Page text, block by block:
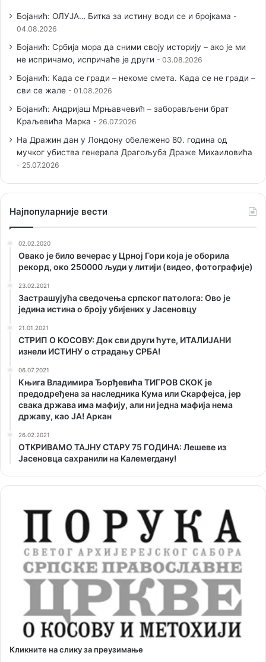
Бојанић: ОЛУЈА… Битка за истину води се и бројкама
04.08.2026
Бојанић: Србија мора да сними своју историју – ако је ми
не испричамо, испричаће је други
03.08.2026
Бојанић: Када се гради – некоме смета. Када се не гради –
сви се жале
01.08.2026
Бојанић: Андријаш Мрњавчевић – заборављени брат
Краљевића Марка
26.07.2026
На Дражин дан у Лондону обележено 80. година од
мучког убиства генерала Драгољуба Драже Михаиловића
25.07.2026
Наjпопуларније вести
02.02.2020
Овако је било вечерас у Црној Гори која је оборила
рекорд, око 250000 људи у литији (видео, фотографије)
23.02.2021
Застрашујућа сведочења српског патолога: Ово је
једина истина о броју убијених у Јасеновцу
21.01.2021
СТРИП О KОСОВУ: Док сви други ћуте, ИТАЛИЈАНИ
изнели ИСТИНУ о страдању СРБА!
06.07.2021
Књига Владимира Ђорђевића ТИГРОВ СКОК је
предодређена за наследника Кума или Скарфејса, јер
свака држава има мафију, али ни једна мафија нема
државу, као ЈА! Аркан
26.02.2021
ОТKРИВАМО ТАЈНУ СТАРУ 75 ГОДИНА: Лешеве из
Јасеновца сахранили на Kалемегдану!
Кликните на слику за преузимање